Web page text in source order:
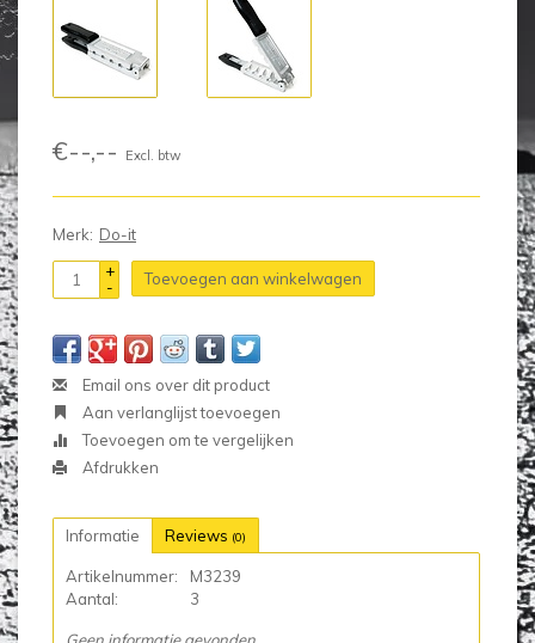
€--,-- Excl. btw
Merk: Do-it
+
-
Toevoegen aan winkelwagen
Email ons over dit product
Aan verlanglijst toevoegen
Toevoegen om te vergelijken
Afdrukken
Informatie Reviews (0)
Artikelnummer:
M3239
Aantal:
3